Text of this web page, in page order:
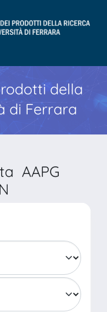
della
di Ferrara
AAPG